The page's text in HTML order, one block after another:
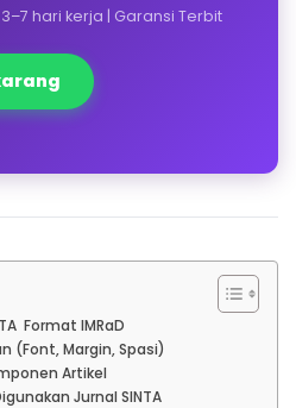
hari kerja | Garansi Terbit
Format IMRaD
(Font, Margin, Spasi)
Artikel
Jurnal SINTA